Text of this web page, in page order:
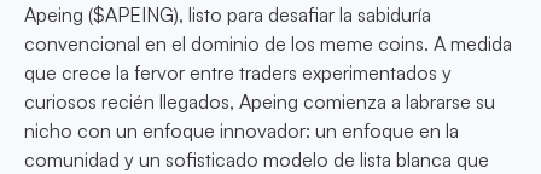
Apeing ($APEING), listo para desafiar la sabiduría
convencional en el dominio de los meme coins. A medida
que crece la fervor entre traders experimentados y
curiosos recién llegados, Apeing comienza a labrarse su
nicho con un enfoque innovador: un enfoque en la
comunidad y un sofisticado modelo de lista blanca que